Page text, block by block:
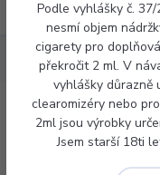
Podle vyhlášky č.
nesmí objem
cigarety pro
překročit 2 ml. V
vyhlášky důrazně
clearomizéry nebo
2ml jsou výrobky
Jsem starší 18ti
Elektronické cigarety
Voopoo Argus